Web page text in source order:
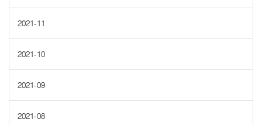
2021-11
2021-10
2021-09
2021-08